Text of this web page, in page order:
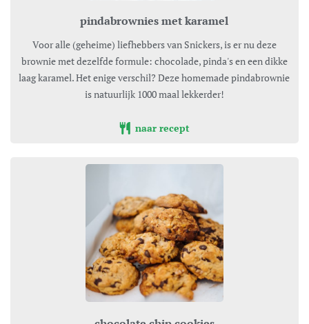
pindabrownies met karamel
Voor alle (geheime) liefhebbers van Snickers, is er nu deze
brownie met dezelfde formule: chocolade, pinda's en een dikke
laag karamel. Het enige verschil? Deze homemade pindabrownie
is natuurlijk 1000 maal lekkerder!
naar recept